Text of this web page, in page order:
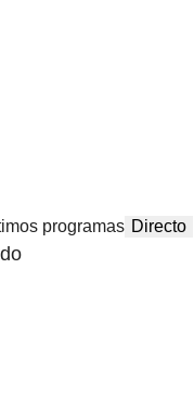
programas Directo